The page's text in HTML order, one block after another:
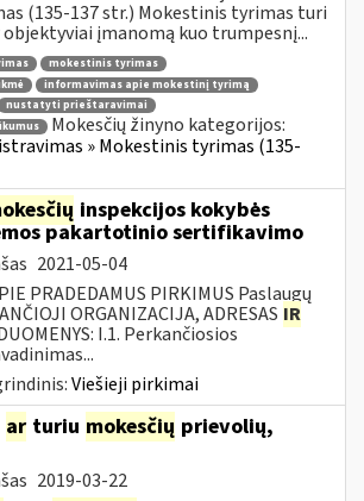
(135-137 str.) Mokestinis tyrimas turi
įmanomą kuo trumpesnį...
mokestinis tyrimas
informavimas apie mokestinį tyrimą
nustatyti prieštaravimai
Mokesčių žinyno kategorijos:
» Mokestinis tyrimas (135-
inspekcijos kokybės
pakartotinio sertifikavimo
2021-05-04
PRADEDAMUS PIRKIMUS Paslaugų
ORGANIZACIJA, ADRESAS IR
I.1. Perkančiosios
Viešieji pirkimai
ar turiu mokesčių prievolių,
2019-03-22